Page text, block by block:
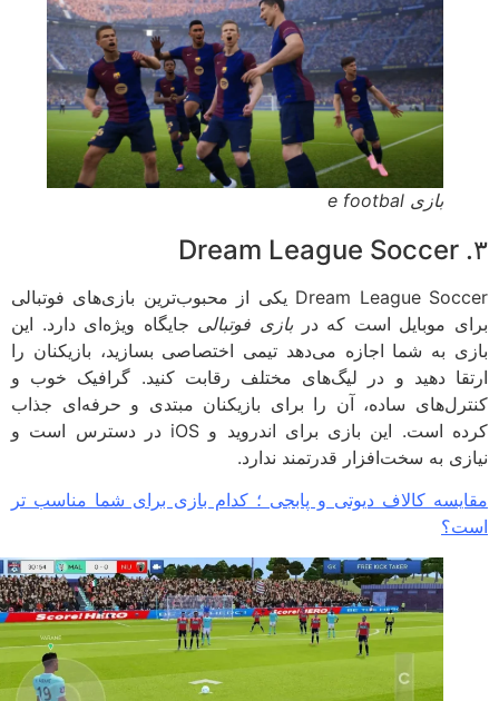
بازی e footbal
Dream League Soccer یکی از محبوب‌ترین بازی‌های فوتبالی
موبایل است که دربازی فوتبالیجایگاه ویژه‌ای دارد. این
به شما اجازه می‌دهد تیمی اختصاصی بسازید، بازیکنان را
دهید و در لیگ‌های مختلف رقابت کنید. گرافیک خوب و
ساده، آن را برای بازیکنان مبتدی و حرفه‌ای جذاب
کرده است. این بازی برای اندروید و iOS در دسترس است و
به سخت‌افزار قدرتمند ندارد.
کالاف دیوتی و پابجی ؛ کدام بازی برای شما مناسب تر